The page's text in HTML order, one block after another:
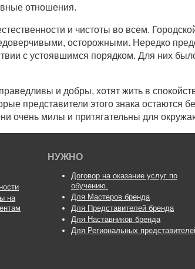
отношения.
и чистоты во всем.
осторожными. Нередко
с устоявшимся порядком. Для них
и добры, хотят жить в
представители этого знака остаются
очень милы и притягательны для
на
НУЖНО
Договор на оказание услуг по
обучению.
Для Мастеров бренда
Для Представителей бренда
Для Наставников бренда
Для Региональных